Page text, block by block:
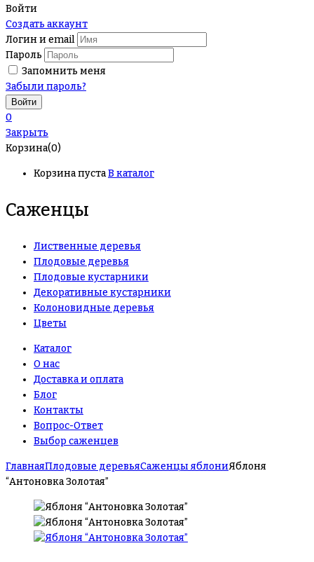
Войти
Создать аккаунт
Логин и email
Пароль
Запомнить меня
Забыли пароль?
0
Закрыть
Корзина(0)
Корзина пустаВ каталог
Саженцы
Лиственные деревья
Плодовые деревья
Плодовые кустарники
Декоративные кустарники
Колоновидные деревья
Цветы
Каталог
О нас
Доставка и оплата
Блог
Контакты
Вопрос-Ответ
Выбор саженцев
ГлавнаяПлодовые деревьяСаженцы яблониЯблоня
“Антоновка Золотая”